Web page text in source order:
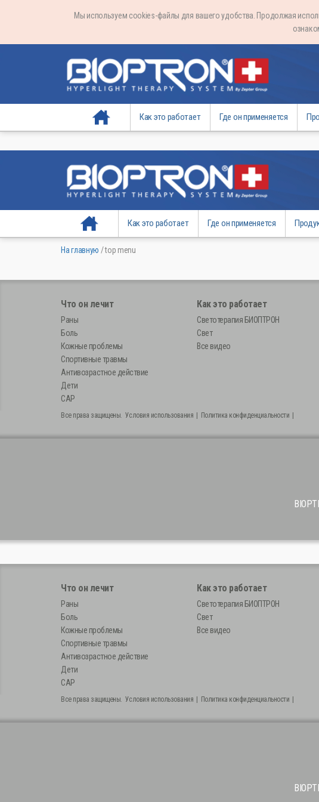
Мы используем cookies-файлы для вашего удобства. Продолжая
На главную Как это работает Где он применяется
На главную Как это работает Где он применяется
На главную /top menu
Что он лечит
Раны
Боль
Кожные проблемы
Спортивные травмы
Антивозрастное действие
Дети
САР
Как это работает
Светотерапия БИОПТРОН
Свет
Все видео
Все права защищены. Условия использования Политика конфиденциальности
Что он лечит
Раны
Боль
Кожные проблемы
Спортивные травмы
Антивозрастное действие
Дети
САР
Как это работает
Светотерапия БИОПТРОН
Свет
Все видео
Все права защищены. Условия использования Политика конфиденциальности